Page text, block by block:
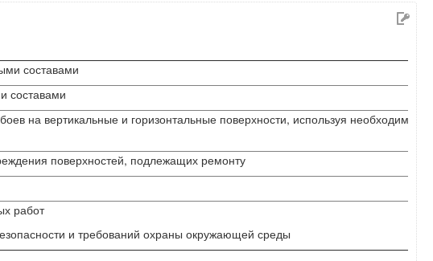
составами
составами
и повреждения поверхностей, подлежащих ремонту
работ
безопасности и требований охраны окружающей среды